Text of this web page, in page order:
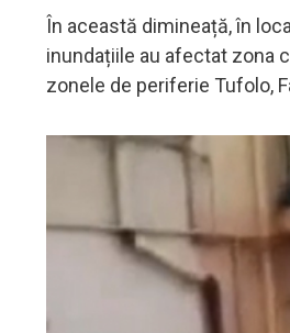
În această dimineață, în
inundațiile au afectat zona
zonele de periferie Tufolo,